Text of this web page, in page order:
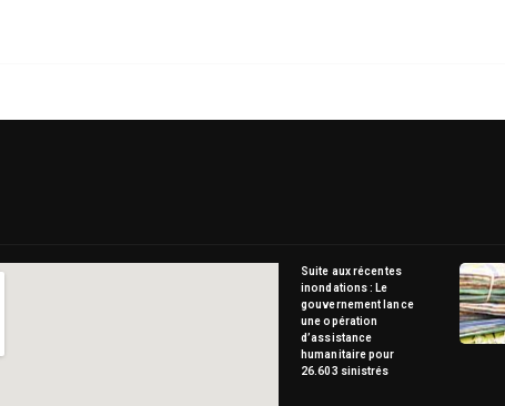
Suite aux récentes
inondations : Le
gouvernement lance
une opération
d’assistance
humanitaire pour
26.603 sinistrés